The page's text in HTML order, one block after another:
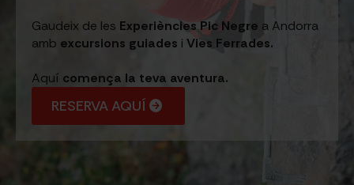
Gaudeix de les Experiències Pic Negre a Andorra
amb excursions guiades i Vies Ferrades.
Aquí comença la teva aventura.
RESERVA AQUÍ